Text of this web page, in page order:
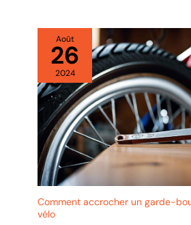
Août
26
2024
Comment accrocher un garde-
vélo